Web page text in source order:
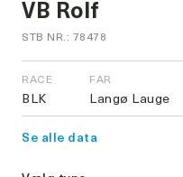
VB Rolf
STB NR.: 78478
RACE
BLK
FAR
Langø Lauge
Se alle data